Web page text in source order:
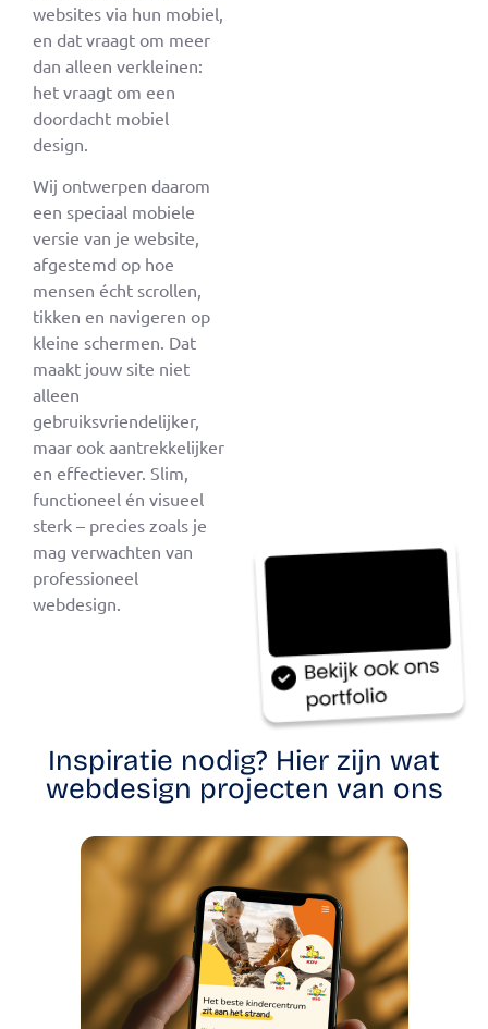
websites via hun mobiel,
en dat vraagt om meer
dan alleen verkleinen:
het vraagt om een
doordacht mobiel
design.
Wij ontwerpen daarom
een speciaal mobiele
versie van je website,
afgestemd op hoe
mensen écht scrollen,
tikken en navigeren op
kleine schermen. Dat
maakt jouw site niet
alleen
gebruiksvriendelijker,
maar ook aantrekkelijker
en effectiever. Slim,
functioneel én visueel
sterk – precies zoals je
mag verwachten van
professioneel
webdesign.
Inspiratie nodig? Hier zijn wat
webdesign projecten van ons